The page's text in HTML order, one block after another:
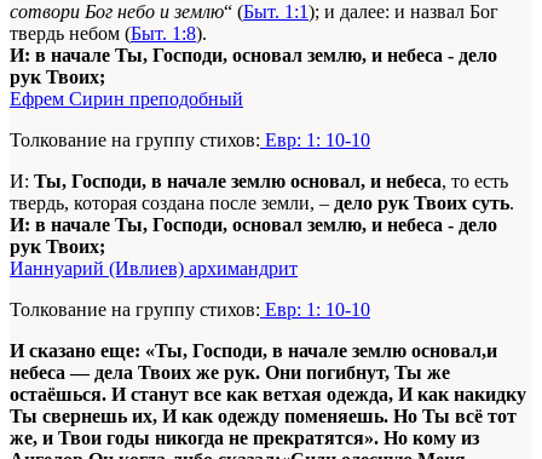
сотвори Бог небо и землю“ (Быт. 1:1); и далее: и назвал Бог
твердь небом (Быт. 1:8).
И: в начале Ты, Господи, основал землю, и небеса - дело
рук Твоих;
Ефрем Сирин преподобный
Толкование на группу стихов: Евр: 1: 10-10
И: Ты, Господи, в начале землю основал, и небеса, то есть
твердь, которая создана после земли, – дело рук Твоих суть.
И: в начале Ты, Господи, основал землю, и небеса - дело
рук Твоих;
Ианнуарий (Ивлиев) архимандрит
Толкование на группу стихов: Евр: 1: 10-10
И сказано еще: «Ты, Господи, в начале землю основал,и
небеса — дела Твоих же рук. Они погибнут, Ты же
остаёшься. И станут все как ветхая одежда, И как накидку
Ты свернешь их, И как одежду поменяешь. Но Ты всё тот
же, и Твои годы никогда не прекратятся». Но кому из